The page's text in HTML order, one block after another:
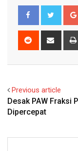
Reddit
Share
Previous article
Desak PAW Fraksi
Dipercepat